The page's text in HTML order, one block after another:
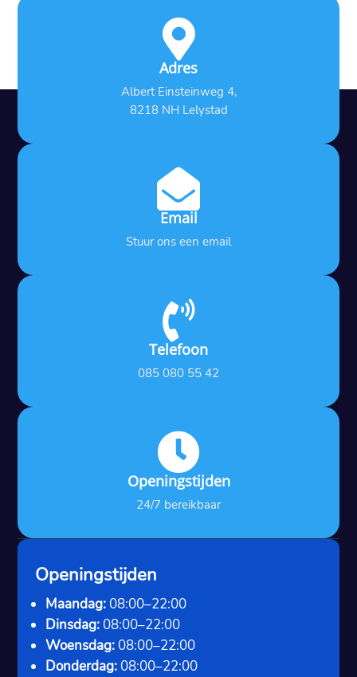

Adres
Albert Einsteinweg 4,
8218 NH Lelystad

Email
Stuur ons een email

Telefoon
085 080 55 42

Openingstijden
24/7 bereikbaar
Openingstijden
Maandag: 08:00–22:00
Dinsdag: 08:00–22:00
Woensdag: 08:00–22:00
Donderdag: 08:00–22:00